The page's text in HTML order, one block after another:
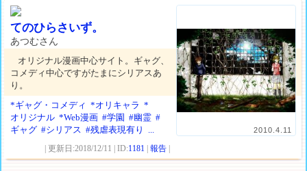
2010.4.11
てのひらさいず。
あつむさん
オリジナル漫画中心サイト。ギャグ、
コメディ中心ですがたまにシリアスあ
り。
*ギャグ・コメディ *オリキャラ *
オリジナル *Web漫画 #学園 #幽霊 #
ギャグ #シリアス #残虐表現有り ...
| 更新日:2018/12/11 | ID:1181 |報告